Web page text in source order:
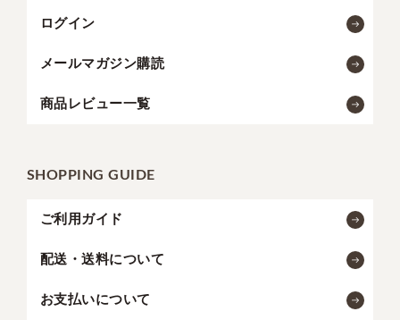
ログイン
メールマガジン購読
商品レビュー一覧
SHOPPING GUIDE
ご利用ガイド
配送・送料について
お支払いについて